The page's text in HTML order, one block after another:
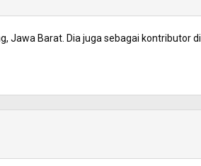
Jawa Barat. Dia juga sebagai kontributor di